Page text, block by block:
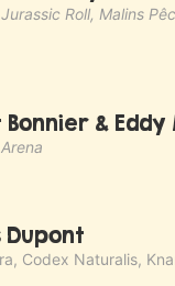
Roll, Malins
&
Dupont
Codex Naturalis,